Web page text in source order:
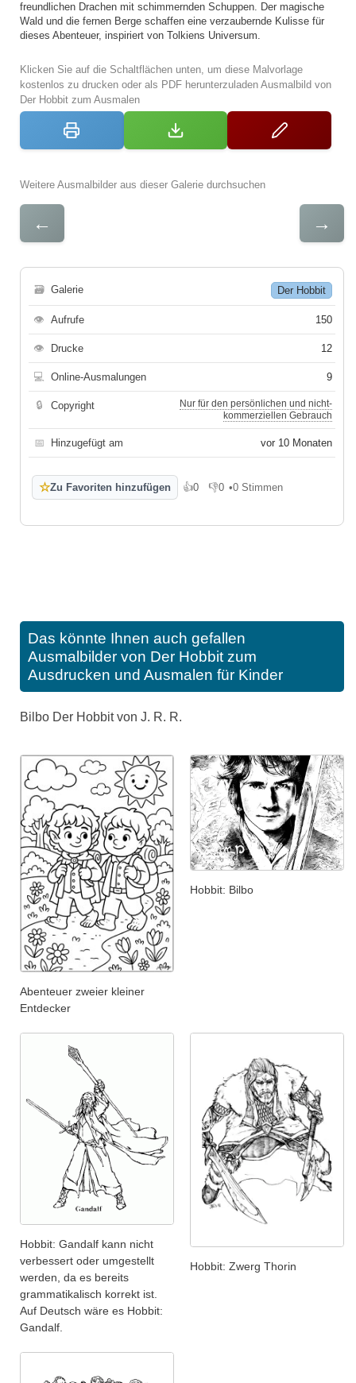
freundlichen Drachen mit schimmernden Schuppen. Der magische
Wald und die fernen Berge schaffen eine verzaubernde Kulisse für
dieses Abenteuer, inspiriert von Tolkiens Universum.
Klicken Sie auf die Schaltflächen unten, um diese Malvorlage
kostenlos zu drucken oder als PDF herunterzuladen Ausmalbild von
Der Hobbit zum Ausmalen
Weitere Ausmalbilder aus dieser Galerie durchsuchen
← →
🗃 Galerie Der Hobbit
👁 Aufrufe 150
👁 Drucke 12
💻 Online-Ausmalungen 9
🔒 Copyright
Nur für den persönlichen und nicht-
kommerziellen Gebrauch
📅 Hinzugefügt am vor 10 Monaten
☆Zu Favoriten hinzufügen 👍0
Gefällt mir
👎0
Gefällt mir nicht
•0 Stimmen
Das könnte Ihnen auch gefallen
Ausmalbilder von Der Hobbit zum
Ausdrucken und Ausmalen für Kinder
Bilbo Der Hobbit von J. R. R.
Abenteuer zweier kleiner
Entdecker
Hobbit: Bilbo
Hobbit: Gandalf kann nicht
verbessert oder umgestellt
werden, da es bereits
grammatikalisch korrekt ist.
Auf Deutsch wäre es Hobbit:
Gandalf.
Hobbit: Zwerg Thorin